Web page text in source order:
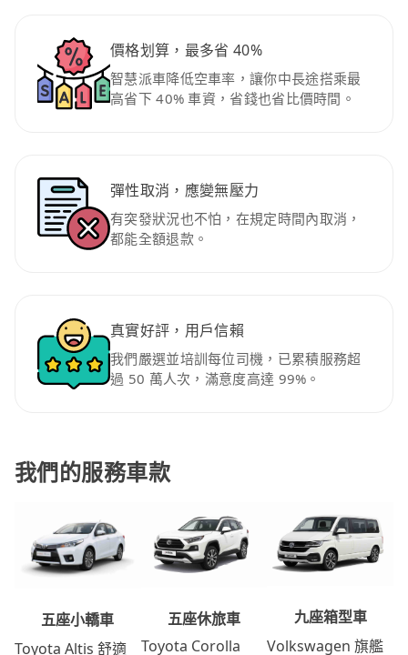
價格划算，最多省 40%
智慧派車降低空車率，讓你中長途搭乘最
高省下 40% 車資，省錢也省比價時間。
彈性取消，應變無壓力
有突發狀況也不怕，在規定時間內取消，
都能全額退款。
真實好評，用戶信賴
我們嚴選並培訓每位司機，已累積服務超
過 50 萬人次，滿意度高達 99%。
我們的服務車款
五座小轎車
Toyota Altis 舒適
五座休旅車
Toyota Corolla
九座箱型車
Volkswagen 旗艦